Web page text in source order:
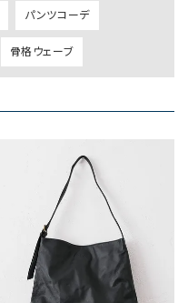
パンツコーデ
骨格ウェーブ